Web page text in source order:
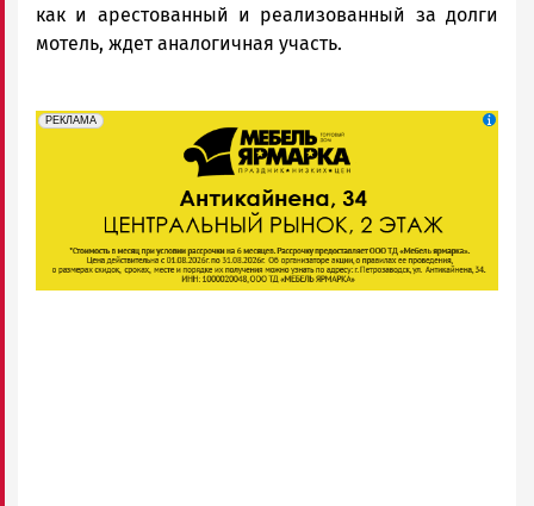
как и арестованный и реализованный за долги
мотель, ждет аналогичная участь.
erid: 2SDnjeFymr3
РЕКЛАМА
Реклама